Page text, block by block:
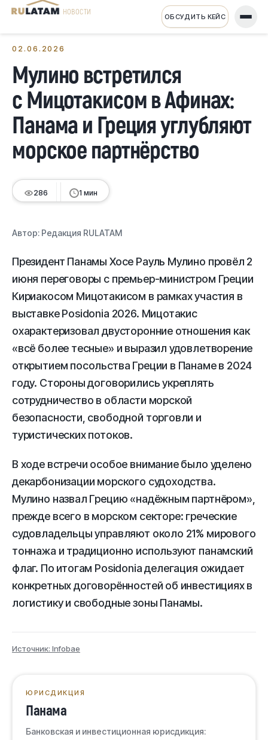
НОВОСТИ ОБСУДИТЬ КЕЙС
02.06.2026
Мулино встретился
с Мицотакисом в Афинах:
Панама и Греция углубляют
морское партнёрство
286 1 мин
Автор: Редакция RULATAM
Президент Панамы Хосе Рауль Мулино провёл 2
июня переговоры с премьер-министром Греции
Кириакосом Мицотакисом в рамках участия в
выставке Posidonia 2026. Мицотакис
охарактеризовал двусторонние отношения как
«всё более тесные» и выразил удовлетворение
открытием посольства Греции в Панаме в 2024
году. Стороны договорились укреплять
сотрудничество в области морской
безопасности, свободной торговли и
туристических потоков.
В ходе встречи особое внимание было уделено
декарбонизации морского судоходства.
Мулино назвал Грецию «надёжным партнёром»,
прежде всего в морском секторе: греческие
судовладельцы управляют около 21% мирового
тоннажа и традиционно используют панамский
флаг. По итогам Posidonia делегация ожидает
конкретных договорённостей об инвестициях в
логистику и свободные зоны Панамы.
Источник: Infobae
ЮРИСДИКЦИЯ
Панама
Банковская и инвестиционная юрисдикция: